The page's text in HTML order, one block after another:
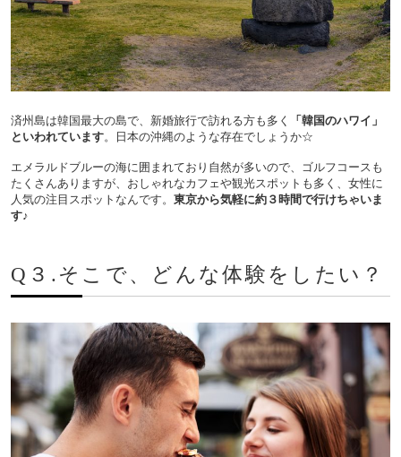
済州島は韓国最大の島で、新婚旅行で訪れる方も多く
「韓国のハワイ」
といわれています。日本の沖縄のような存在でしょうか☆
エメラルドブルーの海に囲まれており自然が多いので、ゴルフコースも
たくさんありますが、おしゃれなカフェや観光スポットも多く、女性に
人気の注目スポットなんです。 東京から気軽に約３時間で行けちゃいま
す♪
Q３.そこで、どんな体験をしたい？